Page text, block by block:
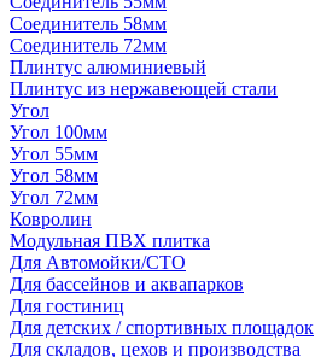
Соединитель 58мм
Соединитель 72мм
Плинтус алюминиевый
Плинтус из нержавеющей стали
Угол
Угол 100мм
Угол 55мм
Угол 58мм
Угол 72мм
Ковролин
Модульная ПВХ плитка
Для Автомойки/СТО
Для бассейнов и аквапарков
Для гостиниц
Для детских / спортивных площадок
Для складов, цехов и производства